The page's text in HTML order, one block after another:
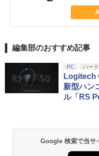
編集部のおすすめ記事
PC ハード
Logitech
新型ハン
ル「RS
Google 検索で当サ